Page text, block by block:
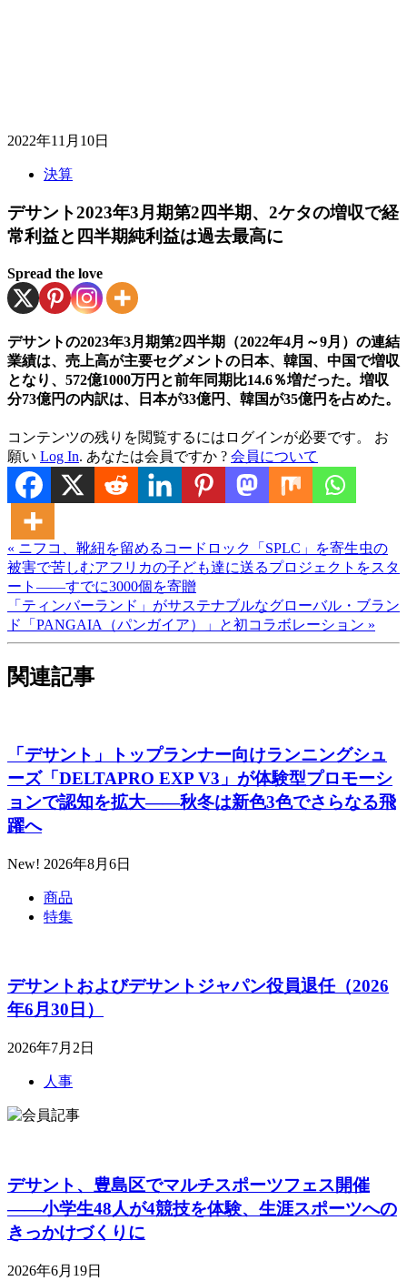
2022年11月10日
決算
デサント2023年3月期第2四半期、2ケタの増収で経
常利益と四半期純利益は過去最高に
Spread the love
デサントの2023年3月期第2四半期（2022年4月～9月）の連結
業績は、売上高が主要セグメントの日本、韓国、中国で増収
となり、572億1000万円と前年同期比14.6％増だった。増収
分73億円の内訳は、日本が33億円、韓国が35億円を占めた。
コンテンツの残りを閲覧するにはログインが必要です。 お
願い Log In. あなたは会員ですか ? 会員について
« ニフコ、靴紐を留めるコードロック「SPLC」を寄生虫の
被害で苦しむアフリカの子ども達に送るプロジェクトをスタ
ート――すでに3000個を寄贈
「ティンバーランド」がサステナブルなグローバル・ブラン
ド「PANGAIA（パンガイア）」と初コラボレーション »
関連記事
「デサント」トップランナー向けランニングシュ
ーズ「DELTAPRO EXP V3」が体験型プロモーシ
ョンで認知を拡大――秋冬は新色3色でさらなる飛
躍へ
New! 2026年8月6日
商品
特集
デサントおよびデサントジャパン役員退任（2026
年6月30日）
2026年7月2日
人事
デサント、豊島区でマルチスポーツフェス開催
――小学生48人が4競技を体験、生涯スポーツへの
きっかけづくりに
2026年6月19日